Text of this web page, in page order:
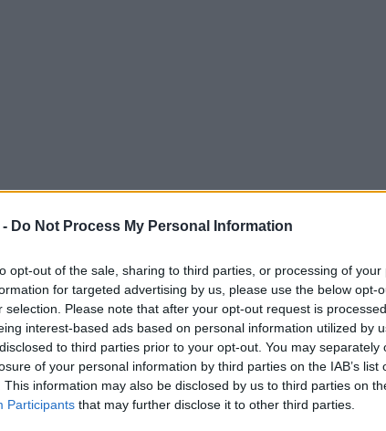
Do Not Process My Personal Information
opt-out of the sale, sharing to third parties, or processing of your
for targeted advertising by us, please use the below opt-
selection. Please note that after your opt-out request is
interest-based ads based on personal information utilized by
to third parties prior to your opt-out. You may separately
of your personal information by third parties on the IAB’s list
This information may also be disclosed by us to third parties on
Participants that may further disclose it to other third parties.